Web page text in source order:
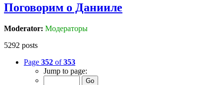
Поговорим o Данииле
Moderator: Модераторы
5292 posts
Page 352 of353
Jump to page: